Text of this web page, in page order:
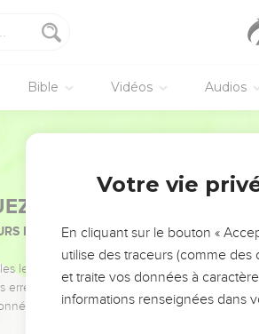
Bible Vidéos Audios
PAS L’ÉVÉNEMENT DE
POUVAIENT VOUS ÉVITER LES VOTRES
leaders pour leurs réussites, leur impact,
erreurs et les saisons difficiles qu'ils ont
Votre vie
En cliquant sur le bouton «
utilise des traceurs (comme
et traite vos données à
informations renseignées dans